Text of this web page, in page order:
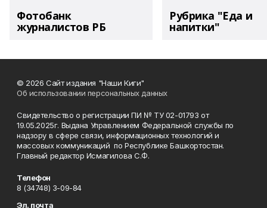
Фотобанк
журналистов РБ
Рубрика "Еда и
напитки"
© 2026 Сайт издания "Наши Киги"
Об использовании персональных данных
Свидетельство о регистрации ПИ № ТУ 02-01793 от
19.05.2025г. Выдана Управлением Федеральной службы по
надзору в сфере связи, информационных технологий и
массовых коммуникаций по Республике Башкортостан.
Главный редактор Исмагилова С.Ф.
Телефон
8 (34748) 3-09-84
Эл. почта